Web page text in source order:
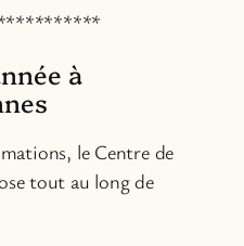
à
le Centre de
tout au long de